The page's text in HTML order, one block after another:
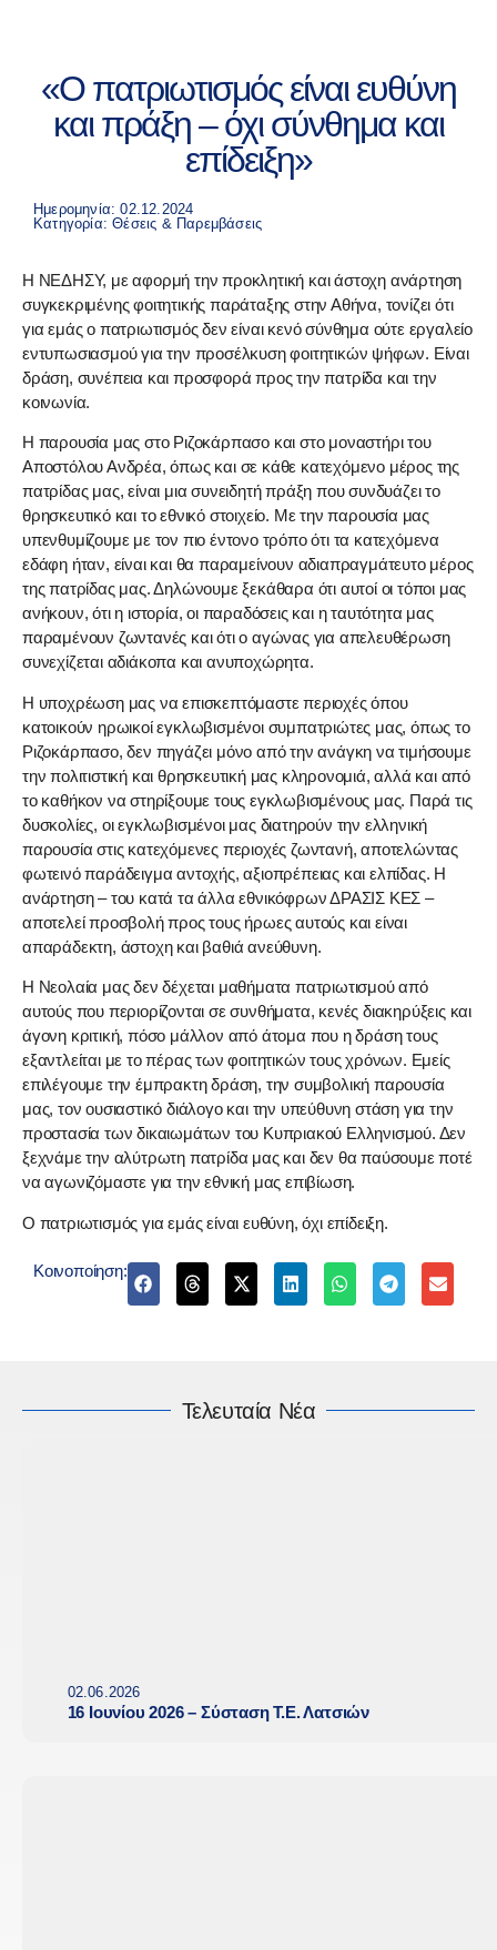
«Ο πατριωτισμός είναι ευθύνη
και πράξη – όχι σύνθημα και
επίδειξη»
Ημερομηνία: 02.12.2024
Κατηγορία:Θέσεις & Παρεμβάσεις
Η ΝΕΔΗΣΥ, με αφορμή την προκλητική και άστοχη ανάρτηση
συγκεκριμένης φοιτητικής παράταξης στην Αθήνα, τονίζει ότι
για εμάς ο πατριωτισμός δεν είναι κενό σύνθημα ούτε εργαλείο
εντυπωσιασμού για την προσέλκυση φοιτητικών ψήφων. Είναι
δράση, συνέπεια και προσφορά προς την πατρίδα και την
κοινωνία.
Η παρουσία μας στο Ριζοκάρπασο και στο μοναστήρι του
Αποστόλου Ανδρέα, όπως και σε κάθε κατεχόμενο μέρος της
πατρίδας μας, είναι μια συνειδητή πράξη που συνδυάζει το
θρησκευτικό και το εθνικό στοιχείο. Με την παρουσία μας
υπενθυμίζουμε με τον πιο έντονο τρόπο ότι τα κατεχόμενα
εδάφη ήταν, είναι και θα παραμείνουν αδιαπραγμάτευτο μέρος
της πατρίδας μας. Δηλώνουμε ξεκάθαρα ότι αυτοί οι τόποι μας
ανήκουν, ότι η ιστορία, οι παραδόσεις και η ταυτότητα μας
παραμένουν ζωντανές και ότι ο αγώνας για απελευθέρωση
συνεχίζεται αδιάκοπα και ανυποχώρητα.
Η υποχρέωση μας να επισκεπτόμαστε περιοχές όπου
κατοικούν ηρωικοί εγκλωβισμένοι συμπατριώτες μας, όπως το
Ριζοκάρπασο, δεν πηγάζει μόνο από την ανάγκη να τιμήσουμε
την πολιτιστική και θρησκευτική μας κληρονομιά, αλλά και από
το καθήκον να στηρίξουμε τους εγκλωβισμένους μας. Παρά τις
δυσκολίες, οι εγκλωβισμένοι μας διατηρούν την ελληνική
παρουσία στις κατεχόμενες περιοχές ζωντανή, αποτελώντας
φωτεινό παράδειγμα αντοχής, αξιοπρέπειας και ελπίδας. Η
ανάρτηση – του κατά τα άλλα εθνικόφρων ΔΡΑΣΙΣ ΚΕΣ –
αποτελεί προσβολή προς τους ήρωες αυτούς και είναι
απαράδεκτη, άστοχη και βαθιά ανεύθυνη.
Η Νεολαία μας δεν δέχεται μαθήματα πατριωτισμού από
αυτούς που περιορίζονται σε συνθήματα, κενές διακηρύξεις και
άγονη κριτική, πόσο μάλλον από άτομα που η δράση τους
εξαντλείται με το πέρας των φοιτητικών τους χρόνων. Εμείς
επιλέγουμε την έμπρακτη δράση, την συμβολική παρουσία
μας, τον ουσιαστικό διάλογο και την υπεύθυνη στάση για την
προστασία των δικαιωμάτων του Κυπριακού Ελληνισμού. Δεν
ξεχνάμε την αλύτρωτη πατρίδα μας και δεν θα παύσουμε ποτέ
να αγωνιζόμαστε για την εθνική μας επιβίωση.
Ο πατριωτισμός για εμάς είναι ευθύνη, όχι επίδειξη.
Κοινοποίηση:
Τελευταία Νέα
02.06.2026
16 Ιουνίου 2026 – Σύσταση Τ.Ε. Λατσιών